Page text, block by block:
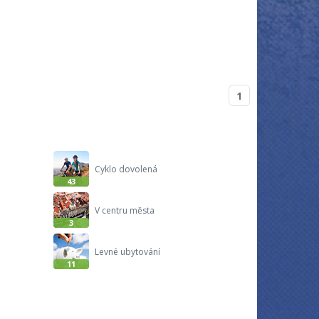
1
43
Cyklo dovolená
3
V centru města
11
Levné ubytování